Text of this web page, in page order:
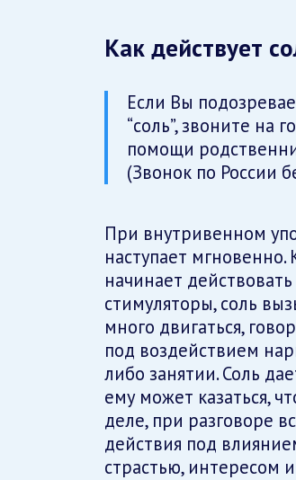
Как действует
Если Вы
“соль”, звоните на
помощи
(Звонок по России
При внутривенном
наступает
начинает
стимуляторы, соль
много двигаться,
под воздействием
либо занятии. Соль
ему может казаться,
деле, при разговоре
действия под
страстью, интересом